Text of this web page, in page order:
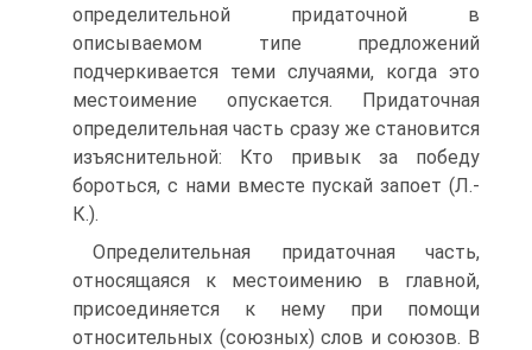
определительной придаточной в
описываемом типе предложений
подчеркивается теми случаями, когда это
местоимение опускается. Придаточная
определительная часть сразу же становится
изъяснительной: Кто привык за победу
бороться, с нами вместе пускай запоет (Л.-
К.).
Определительная придаточная часть,
относящаяся к местоимению в главной,
присоединяется к нему при помощи
относительных (союзных) слов и союзов. В